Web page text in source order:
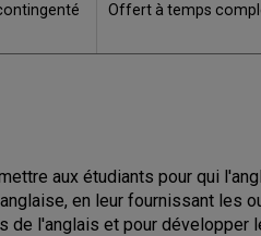
Offert à temps
aux étudiants pour qui
en leur fournissant les
de l'anglais et pour développer